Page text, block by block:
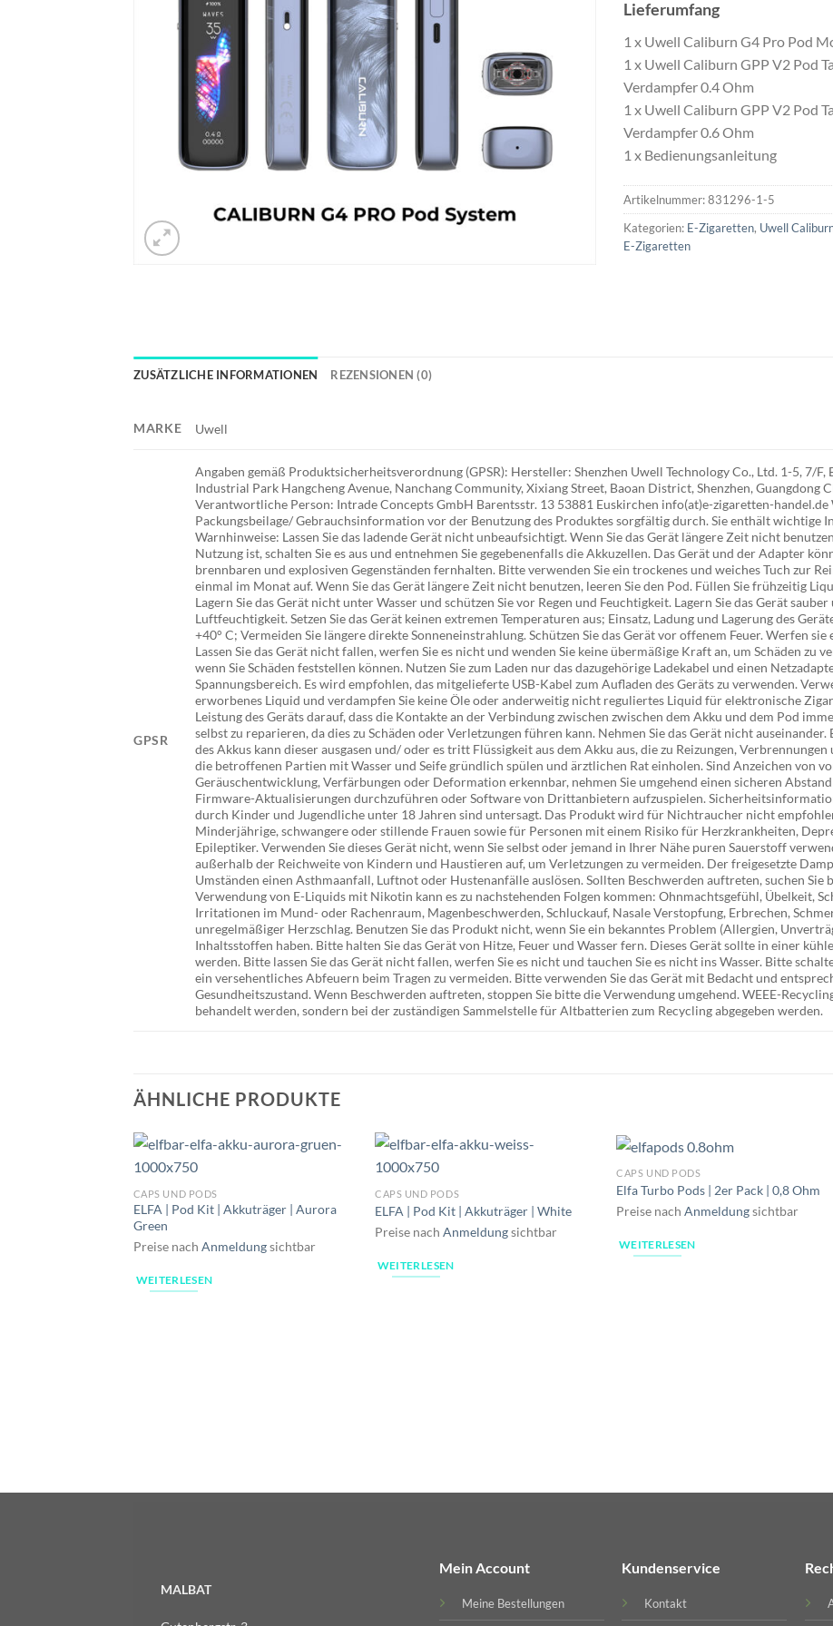
Lieferumfang
1 x Uwell Caliburn G4 Pro Pod
1 x Uwell Caliburn GPP V2 Pod
Verdampfer 0.4 Ohm
1 x Uwell Caliburn GPP V2 Pod
Verdampfer 0.6 Ohm
1 x Bedienungsanleitung
Artikelnummer:831296-1-5
Kategorien: E-Zigaretten, Uwell
E-Zigaretten
ZUSÄTZLICHE INFORMATIONEN REZENSIONEN (0)
MARKE Uwell
GPSR
Angaben gemäß Produktsicherheitsverordnung (GPSR): Hersteller: Shenzhen Uwell Technology Co., Ltd. 1-5, 7/
Industrial Park Hangcheng Avenue, Nanchang Community, Xixiang Street, Baoan District, Shenzhen, Guangdong
Verantwortliche Person: Intrade Concepts GmbH Barentsstr. 13 53881 Euskirchen info(at)e-zigaretten-handel.de
Packungsbeilage/ Gebrauchsinformation vor der Benutzung des Produktes sorgfältig durch. Sie enthält wichtige
Warnhinweise: Lassen Sie das ladende Gerät nicht unbeaufsichtigt. Wenn Sie das Gerät längere Zeit nicht
Nutzung ist, schalten Sie es aus und entnehmen Sie gegebenenfalls die Akkuzellen. Das Gerät und der Adapter
brennbaren und explosiven Gegenständen fernhalten. Bitte verwenden Sie ein trockenes und weiches Tuch zur
einmal im Monat auf. Wenn Sie das Gerät längere Zeit nicht benutzen, leeren Sie den Pod. Füllen Sie frühzeitig
Lagern Sie das Gerät nicht unter Wasser und schützen Sie vor Regen und Feuchtigkeit. Lagern Sie das Gerät
Luftfeuchtigkeit. Setzen Sie das Gerät keinen extremen Temperaturen aus; Einsatz, Ladung und Lagerung des
+40° C; Vermeiden Sie längere direkte Sonneneinstrahlung. Schützen Sie das Gerät vor offenem Feuer. Werfen sie
Lassen Sie das Gerät nicht fallen, werfen Sie es nicht und wenden Sie keine übermäßige Kraft an, um Schäden zu
wenn Sie Schäden feststellen können. Nutzen Sie zum Laden nur das dazugehörige Ladekabel und einen
Spannungsbereich. Es wird empfohlen, das mitgelieferte USB-Kabel zum Aufladen des Geräts zu verwenden.
erworbenes Liquid und verdampfen Sie keine Öle oder anderweitig nicht reguliertes Liquid für elektronische
Leistung des Geräts darauf, dass die Kontakte an der Verbindung zwischen zwischen dem Akku und dem Pod
selbst zu reparieren, da dies zu Schäden oder Verletzungen führen kann. Nehmen Sie das Gerät nicht
des Akkus kann dieser ausgasen und/ oder es tritt Flüssigkeit aus dem Akku aus, die zu Reizungen,
die betroffenen Partien mit Wasser und Seife gründlich spülen und ärztlichen Rat einholen. Sind Anzeichen von
Geräuschentwicklung, Verfärbungen oder Deformation erkennbar, nehmen Sie umgehend einen sicheren
Firmware-Aktualisierungen durchzuführen oder Software von Drittanbietern aufzuspielen.
durch Kinder und Jugendliche unter 18 Jahren sind untersagt. Das Produkt wird für Nichtraucher nicht
Minderjährige, schwangere oder stillende Frauen sowie für Personen mit einem Risiko für Herzkrankheiten,
Epileptiker. Verwenden Sie dieses Gerät nicht, wenn Sie selbst oder jemand in Ihrer Nähe puren Sauerstoff
außerhalb der Reichweite von Kindern und Haustieren auf, um Verletzungen zu vermeiden. Der freigesetzte
Umständen einen Asthmaanfall, Luftnot oder Hustenanfälle auslösen. Sollten Beschwerden auftreten, suchen Sie
Verwendung von E-Liquids mit Nikotin kann es zu nachstehenden Folgen kommen: Ohnmachtsgefühl, Übelkeit,
Irritationen im Mund- oder Rachenraum, Magenbeschwerden, Schluckauf, Nasale Verstopfung, Erbrechen,
unregelmäßiger Herzschlag. Benutzen Sie das Produkt nicht, wenn Sie ein bekanntes Problem (Allergien,
Inhaltsstoffen haben. Bitte halten Sie das Gerät von Hitze, Feuer und Wasser fern. Dieses Gerät sollte in einer
werden. Bitte lassen Sie das Gerät nicht fallen, werfen Sie es nicht und tauchen Sie es nicht ins Wasser. Bitte
ein versehentliches Abfeuern beim Tragen zu vermeiden. Bitte verwenden Sie das Gerät mit Bedacht und
Gesundheitszustand. Wenn Beschwerden auftreten, stoppen Sie bitte die Verwendung umgehend. WEEE-
behandelt werden, sondern bei der zuständigen Sammelstelle für Altbatterien zum Recycling abgegeben werden.
ÄHNLICHE PRODUKTE
CAPS UND PODS
ELFA | Pod Kit | Akkuträger | Aurora
Green
Preise nach Anmeldungsichtbar
WEITERLESEN
CAPS UND PODS
ELFA | Pod Kit | Akkuträger | White
Preise nachAnmeldungsichtbar
WEITERLESEN
CAPS UND PODS
Elfa Turbo Pods | 2er Pack | 0,8 Ohm
Preise nachAnmeldungsichtbar
WEITERLESEN
MALBAT
Mein Account
Meine Bestellungen
Kundenservice
Kontakt